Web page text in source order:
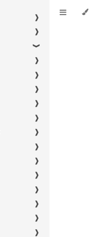
❱
❱
❱
❱
❱
❱
❱
❱
❱
❱
❱
❱
❱
❱
❱
❱